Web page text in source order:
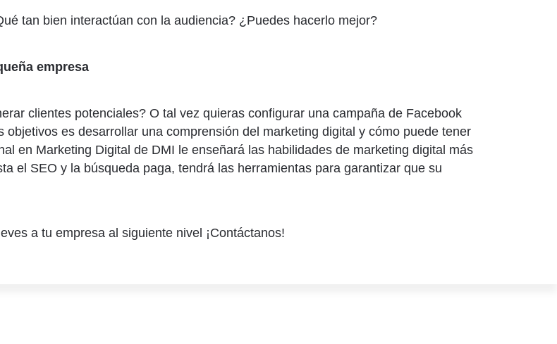
tan bien interactúan con la audiencia? ¿Puedes hacerlo mejor?
empresa
clientes potenciales? O tal vez quieras configurar una campaña de Facebook
es desarrollar una comprensión del marketing digital y cómo puede tener
en Marketing Digital de DMI le enseñará las habilidades de marketing digital más
el SEO y la búsqueda paga, tendrá las herramientas para garantizar que su
a tu empresa al siguiente nivel ¡Contáctanos!